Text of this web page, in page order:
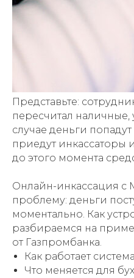
Представьте:
пересчитал
случае деньги попадут
приедут инкассаторы
до этого момента
Онлайн-инкассация с
проблему: деньги
моментально. Как
разбираемся на
от Газпромбанка.
Как работает система
Что меняется для